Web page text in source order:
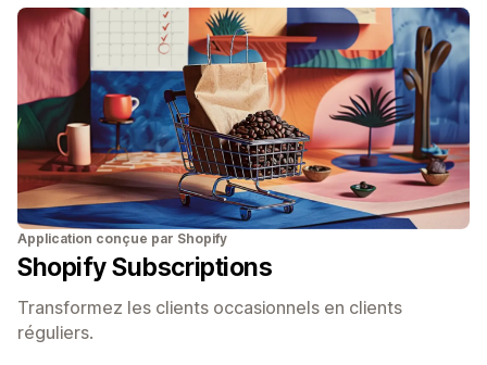
Application conçue par Shopify
Shopify Subscriptions
Transformez les clients occasionnels en clients
réguliers.